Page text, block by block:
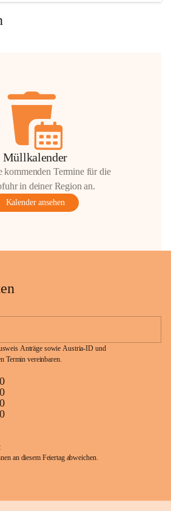
Müllkalender
kommenden Termine für die
in deiner Region an.
Kalender ansehen
Anträge sowie Austria-ID und
Termin vereinbaren.
an diesem Feiertag abweichen.